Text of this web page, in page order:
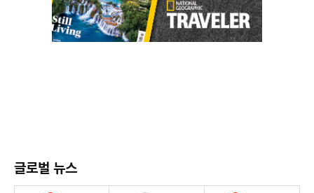
글로벌 뉴스